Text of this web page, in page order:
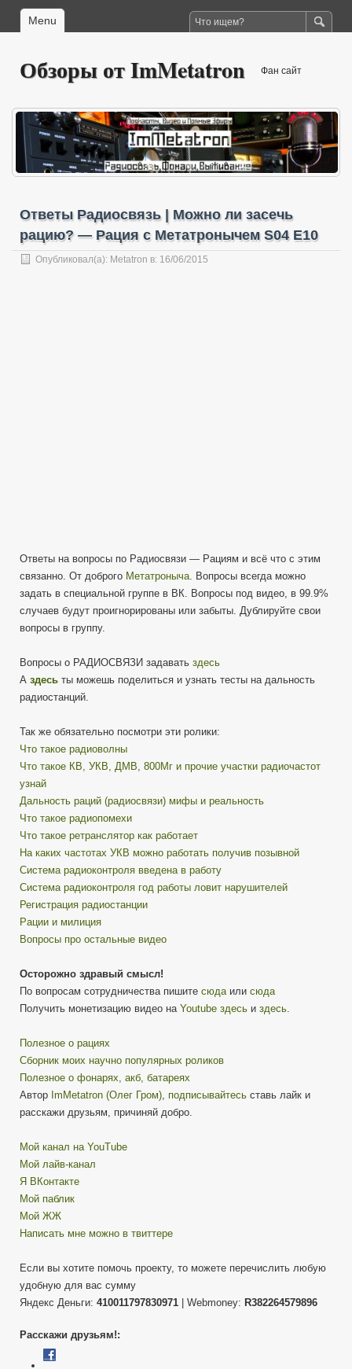
Menu
Обзоры от ImMetatron Фан сайт
Ответы Радиосвязь | Можно ли засечь
рацию? — Рация с Метатронычем S04 E10
Опубликовал(а): Metatron в: 16/06/2015
Ответы на вопросы по Радиосвязи — Рациям и всё что с этим
связанно. От доброго Метатроныча . Вопросы всегда можно
задать в специальной группе в ВК. Вопросы под видео, в 99.9%
случаев будут проигнорированы или забыты. Дублируйте свои
вопросы в группу.
Вопросы о РАДИОСВЯЗИ задавать здесь
А здесь ты можешь поделиться и узнать тесты на дальность
радиостанций.
Так же обязательно посмотри эти ролики:
Что такое радиоволны
Что такое КВ, УКВ, ДМВ, 800Мг и прочие участки радиочастот
узнай
Дальность раций (радиосвязи) мифы и реальность
Что такое радиопомехи
Что такое ретранслятор как работает
На каких частотах УКВ можно работать получив позывной
Система радиоконтроля введена в работу
Система радиоконтроля год работы ловит нарушителей
Регистрация радиостанции
Рации и милиция
Вопросы про остальные видео
Осторожно здравый смысл!
По вопросам сотрудничества пишите сюда или сюда
Получить монетизацию видео на Youtube здесь и здесь
Полезное о рациях
Сборник моих научно популярных роликов
Полезное о фонарях, акб, батареях
Автор ImMetatron (Олег Гром) подписывайтесь ставь лайк и
расскажи друзьям, причиняй добро.
Мой канал на YouTube
Мой лайв-канал
Я ВКонтакте
Мой паблик
Мой ЖЖ
Написать мне можно в твиттере
Если вы хотите помочь проекту, то можете перечислить любую
удобную для вас сумму
Яндекс Деньги: 410011797830971 | Webmoney: R382264579896
Расскажи друзьям!: